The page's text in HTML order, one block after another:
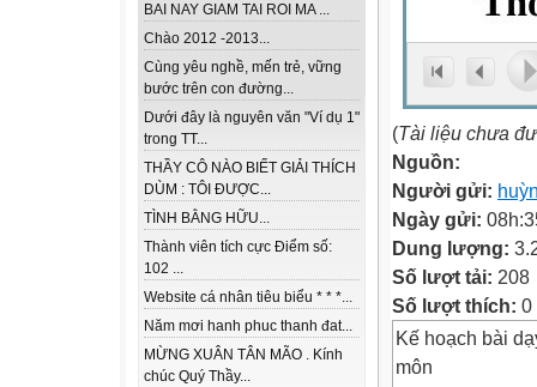
BAI NAY GIAM TAI ROI MA ...
Chào 2012 -2013...
Cùng yêu nghề, mến trẻ, vững
bước trên con đường...
Dưới đây là nguyên văn "Ví dụ 1"
trong TT...
THẦY CÔ NÀO BIẾT GIẢI THÍCH
DÙM : TÔI ĐƯỢC...
TÌNH BẰNG HỮU...
Thành viên tích cực Điểm số:
102 ...
Website cá nhân tiêu biểu * * *...
Năm mơi hanh phuc thanh đat...
MỪNG XUÂN TÂN MÃO . Kính
chúc Quý Thầy...
(Tài liệu chưa
Nguồn:
Người gửi:
Ngày gửi:
Dung lượng:
Số lượt tải: 208
Số lượt thích: 0
Kế hoạch bài
môn